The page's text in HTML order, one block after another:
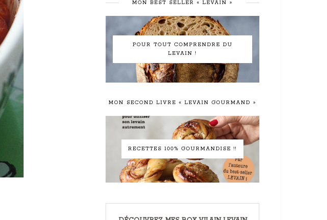
MON BEST SELLER « LEVAIN »
POUR TOUT COMPRENDRE DU
LEVAIN !
MON SECOND LIVRE « LEVAIN GOURMAND »
RECETTES 100% GOURMANDISE !!